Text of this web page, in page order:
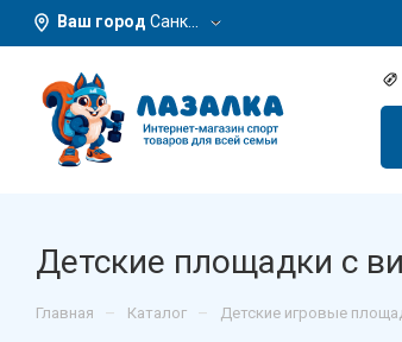
Ваш город Санкт-Петербург
Детские площадки с
Главная – Каталог – Детские игровые